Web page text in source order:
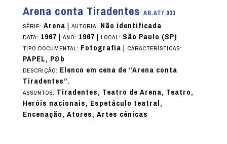
Arena conta Tiradentes AB.ATf.033
SÉRIE: Arena| AUTORIA: Não identificada
DATA: 1967| ANO: 1967| LOCAL: São Paulo (SP)
TIPO DOCUMENTAL: Fotografia| CARACTERÍSTICAS:
PAPEL, P&b
DESCRIÇÃO: Elenco em cena de “Arena conta
Tiradentes”.
ASSUNTOS: Tiradentes, Teatro de Arena, Teatro,
Heróis nacionais, Espetáculo teatral,
Encenação, Atores, Artes cênicas